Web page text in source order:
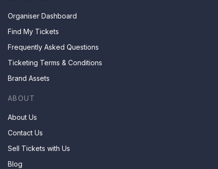
Organiser Dashboard
Find My Tickets
Frequently Asked Questions
Ticketing Terms & Conditions
Brand Assets
ABOUT
About Us
Contact Us
Sell Tickets with Us
Blog